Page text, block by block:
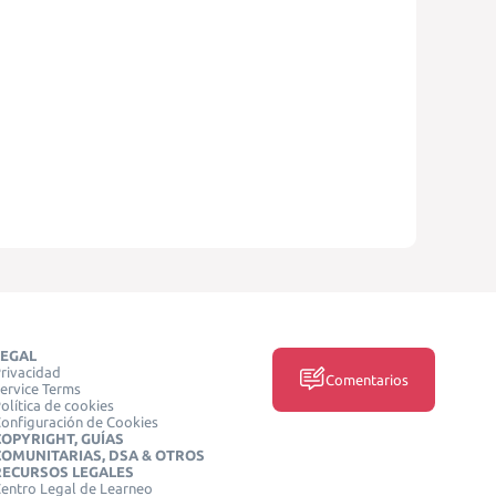
Terms
de cookies
de Cookies
GUÍAS
DSA & OTROS
LEGALES
Legal de Learneo
Comentarios